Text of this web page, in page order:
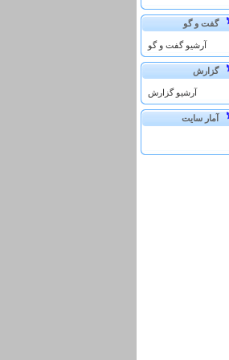
گفت و گو
آرشيو گفت و گو
گزارش
آرشيو گزارش
آمار سايت